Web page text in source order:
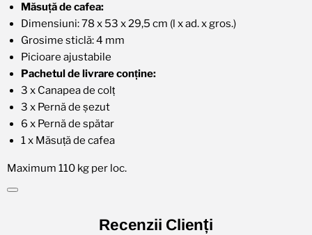
Măsuță de cafea:
Dimensiuni: 78 x 53 x 29,5 cm (l x ad. x gros.)
Grosime sticlă: 4 mm
Picioare ajustabile
Pachetul de livrare conține:
3 x Canapea de colț
3 x Pernă de șezut
6 x Pernă de spătar
1 x Măsuță de cafea
Maximum 110 kg per loc.
Recenzii Clienți